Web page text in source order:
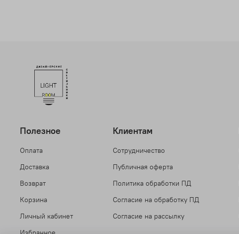
Полезное
Оплата
Доставка
Возврат
Корзина
Личный кабинет
Клиентам
Сотрудничество
Публичная оферта
Политика обработки ПД
Согласие на обработку ПД
Согласие на рассылку